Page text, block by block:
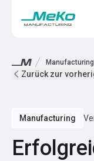
Manufacturing
Zurück zur
Manufacturing